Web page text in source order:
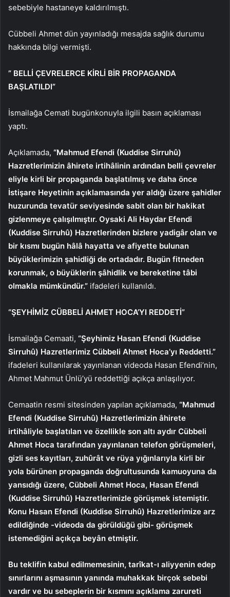
sebebiyle hastaneye kaldırılmıştı.
Cübbeli Ahmet dün yayınladığı mesajda sağlık durumu
hakkında bilgi vermişti.
” BELLİ ÇEVRELERCE KİRLİ BİR PROPAGANDA
BAŞLATILDI”
İsmailağa Cemati bugünkonuyla ilgili basın açıklaması
yaptı.
Açıklamada, “Mahmud Efendi (Kuddise Sirruhû)
Hazretlerimizin âhirete irtihâlinin ardından belli çevreler
eliyle kirli bir propaganda başlatılmış ve daha önce
İstişare Heyetinin açıklamasında yer aldığı üzere şahidler
huzurunda tevatür seviyesinde sabit olan bir hakikat
gizlenmeye çalışılmıştır. Oysaki Ali Haydar Efendi
(Kuddise Sirruhû) Hazretlerinden bizlere yadigâr olan ve
bir kısmı bugün hâlâ hayatta ve afiyette bulunan
büyüklerimizin şahidliği de ortadadır. Bugün fitneden
korunmak, o büyüklerin şâhidlik ve bereketine tâbi
olmakla mümkündür.” ifadeleri kullanıldı.
“ŞEYHİMİZ CÜBBELİ AHMET HOCA’YI REDDETİ”
İsmailağa Cemaati, “Şeyhimiz Hasan Efendi (Kuddise
Sirruhû) Hazretlerimiz Cübbeli Ahmet Hoca’yı Reddetti.”
ifadeleri kullanılarak yayınlanan videoda Hasan Efendi’nin,
Ahmet Mahmut Ünlü’yü reddettiği açıkça anlaşılıyor.
Cemaatin resmi sitesinden yapılan açıklamada, “Mahmud
Efendi (Kuddise Sirruhû) Hazretlerimizin âhirete
irtihâliyle başlatılan ve özellikle son altı aydır Cübbeli
Ahmet Hoca tarafından yayınlanan telefon görüşmeleri,
gizli ses kayıtları, zuhûrât ve rüya yığınlarıyla kirli bir
yola bürünen propaganda doğrultusunda kamuoyuna da
yansıdığı üzere, Cübbeli Ahmet Hoca, Hasan Efendi
(Kuddise Sirruhû) Hazretlerimizle görüşmek istemiştir.
Konu Hasan Efendi (Kuddise Sirruhû) Hazretlerimize arz
edildiğinde -videoda da görüldüğü gibi- görüşmek
istemediğini açıkça beyân etmiştir.
Bu teklifin kabul edilmemesinin, tarîkat-ı aliyyenin edep
sınırlarını aşmasının yanında muhakkak birçok sebebi
vardır ve bu sebeplerin bir kısmını açıklama zarureti